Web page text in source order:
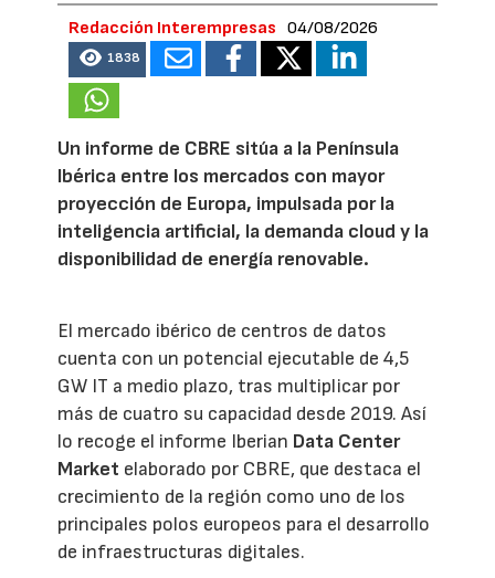
Redacción Interempresas 04/08/2026
1838
Un informe de CBRE sitúa a la Península
Ibérica entre los mercados con mayor
proyección de Europa, impulsada por la
inteligencia artificial, la demanda cloud y la
disponibilidad de energía renovable.
El mercado ibérico de centros de datos
cuenta con un potencial ejecutable de 4,5
GW IT a medio plazo, tras multiplicar por
más de cuatro su capacidad desde 2019. Así
lo recoge el informe Iberian Data Center
Market elaborado por CBRE, que destaca el
crecimiento de la región como uno de los
principales polos europeos para el desarrollo
de infraestructuras digitales.